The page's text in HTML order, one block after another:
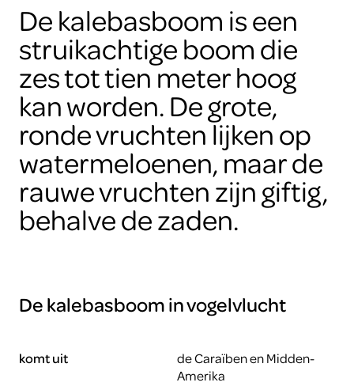
De kalebasboom is een
struikachtige boom die
zes tot tien meter hoog
kan worden. De grote,
ronde vruchten lijken op
watermeloenen, maar de
rauwe vruchten zijn giftig,
behalve de zaden.
De kalebasboom in vogelvlucht
komt uit
de Caraïben en Midden-
Amerika